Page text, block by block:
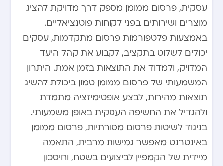
עסקית, פרסום ממומן מספק דרך מדויקת להציג
מוצרים ושירותים בפני לקוחות פוטנציאליים.
באמצעות פלטפורמות פרסום מתקדמות, עסקים
יכולים לשלוט בתקציב, לקבוע את קהל היעד
המדויק, ולמדוד את התוצאות בזמן אמת. היתרון
המשמעותי של פרסום ממומן טמון ביכולת להשיג
תוצאות מהירות, לבצע אופטימיזציה מתמדת
ולהגדיל את החשיפה העסקית באופן משמעותי.
בניגוד לשיטות פרסום מסורתיות, פרסום ממומן
באינטרנט מאפשר גמישות מרבית, התאמה
מיידית של הקמפיין לביצועים בשטח, וחיסכון